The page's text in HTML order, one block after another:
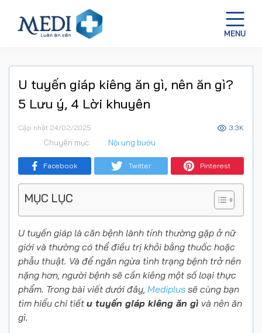
U tuyến giáp kiêng ăn gì, nên ăn gì?
5 Lưu ý, 4 Lời khuyên
Cập nhật 24/02/2025 3.3K
Chuyên mục: Nội ung bướu
Facebook Twitter Pinterest
MỤC LỤC
U tuyến giáp là căn bệnh lành tính thường gặp ở nữ
giới và thường có thể điều trị khỏi bằng thuốc hoặc
phẫu thuật. Và để ngăn ngừa tình trạng bệnh trở nên
nặng hơn, người bệnh sẽ cần kiêng một số loại thực
phẩm. Trong bài viết dưới đây, Mediplus sẽ cùng bạn
tìm hiểu chi tiết u tuyến giáp kiêng ăn gì và nên ăn
gì.